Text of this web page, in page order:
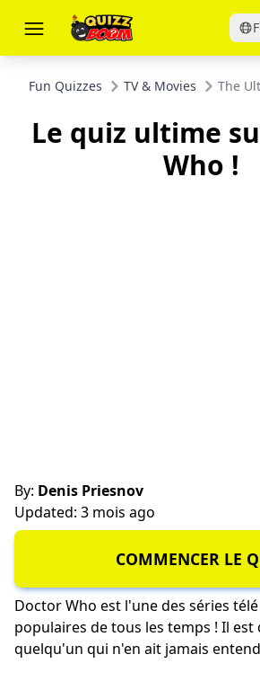
Fun Quizzes TV & Movies The
Le quiz ultime
Who !
By: Denis Priesnov
Updated: 3 mois ago
COMMENCER LE
Doctor Who est l'une des séries
populaires de tous les temps ! Il
quelqu'un qui n'en ait jamais